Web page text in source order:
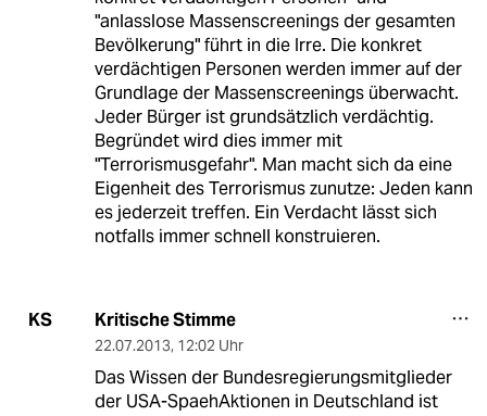
"anlasslose Massenscreenings der gesamten
Bevölkerung" führt in die Irre. Die konkret
verdächtigen Personen werden immer auf der
Grundlage der Massenscreenings überwacht.
Jeder Bürger ist grundsätzlich verdächtig.
Begründet wird dies immer mit
"Terrorismusgefahr". Man macht sich da eine
Eigenheit des Terrorismus zunutze: Jeden kann
es jederzeit treffen. Ein Verdacht lässt sich
notfalls immer schnell konstruieren.
KS Kritische Stimme
22.07.2013, 12:02 Uhr
Das Wissen der Bundesregierungsmitglieder
der USA-SpaehAktionen in Deutschland ist